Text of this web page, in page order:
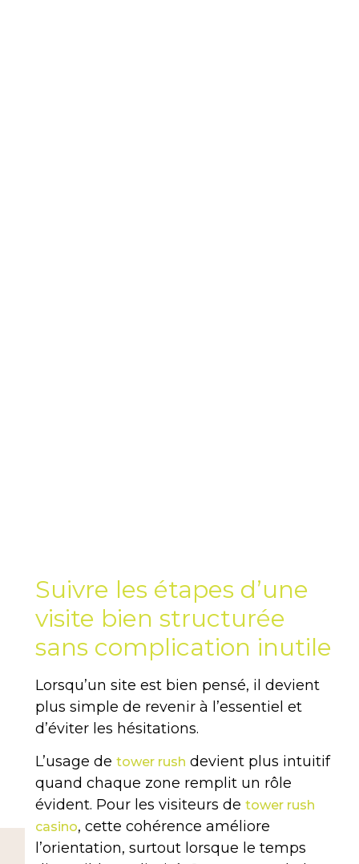
Suivre les étapes d’une
visite bien structurée
sans complication inutile
Lorsqu’un site est bien pensé, il devient
plus simple de revenir à l’essentiel et
d’éviter les hésitations.
L’usage de tower rush devient plus intuitif
quand chaque zone remplit un rôle
évident. Pour les visiteurs de tower rush
casino, cette cohérence améliore
l’orientation, surtout lorsque le temps